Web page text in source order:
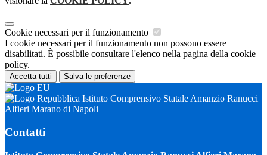
Cookie necessari per il funzionamento
I cookie necessari per il funzionamento non possono essere
disabilitati. È possibile consultare l'elenco nella pagina della cookie
policy.
Accetta tutti Salva le preferenze
Istituto Comprensivo Statale Amanzio Ranucci
Alfieri Marano di Napoli
Contatti